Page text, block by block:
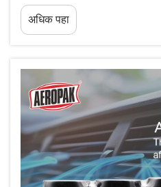
गुणवत्तेवर अवलंबून असतो. आंतरिक सफाई
झाली आहे,...
अधिक पहा